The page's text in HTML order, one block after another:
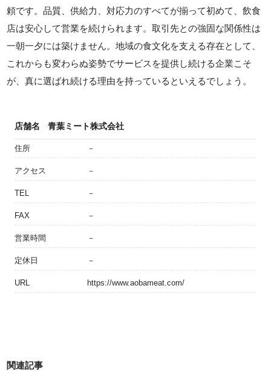
頼です。品質、供給力、対応力のすべてが揃って初めて、飲食
店は安心して営業を続けられます。取引先との強固な関係性は
一朝一夕には築けません。地域の食文化を支える存在として、
これからも変わらぬ姿勢でサービスを提供し続ける企業こそ
が、真に選ばれ続ける理由を持っているといえるでしょう。
店舗名 青葉ミート株式会社
住所 －
アクセス －
TEL －
FAX －
営業時間 －
定休日 －
URL https://www.aobameat.com/
関連記事